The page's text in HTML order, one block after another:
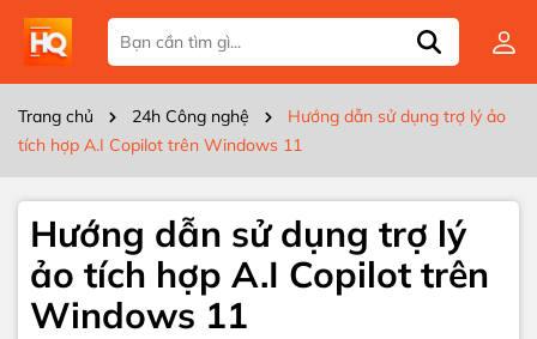
Trang chủ 24h Công nghệ
Hướng dẫn sử dụng trợ lý ảo
tích hợp A.I Copilot trên Windows 11
Hướng dẫn sử dụng trợ lý
ảo tích hợp A.I Copilot trên
Windows 11